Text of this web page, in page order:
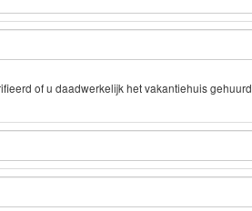
of u daadwerkelijk het vakantiehuis gehuurd